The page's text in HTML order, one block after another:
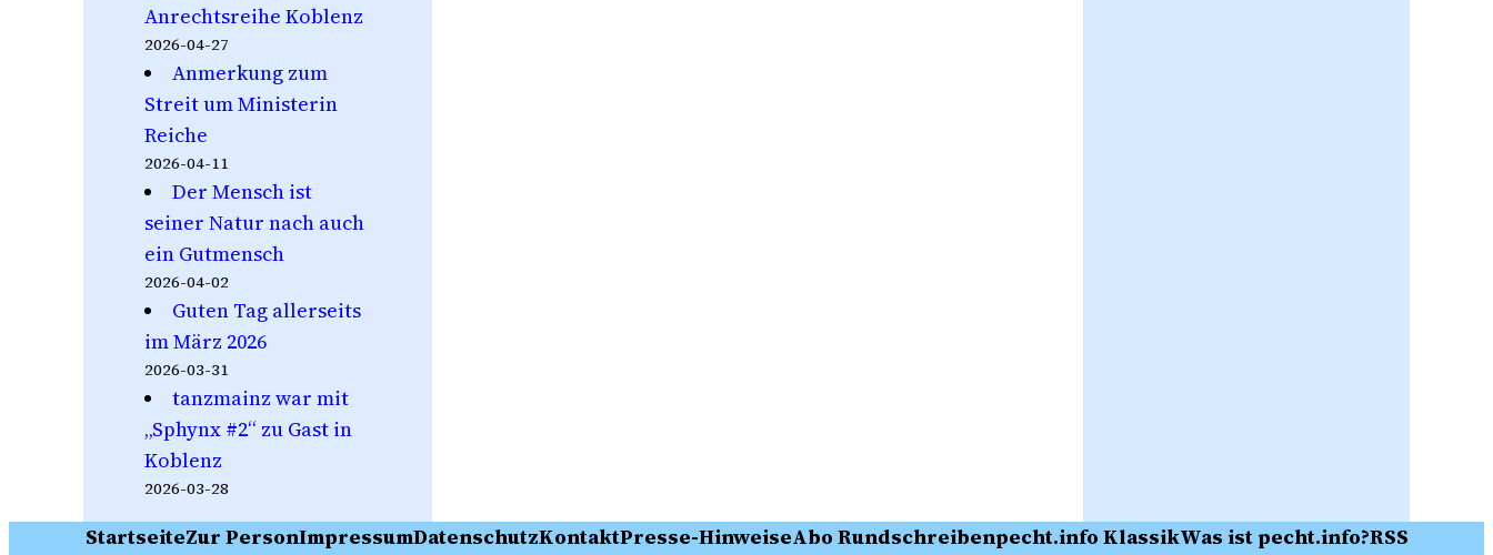
Anrechtsreihe Koblenz
2026-04-27
Anmerkung zum
Streit um Ministerin
Reiche
2026-04-11
Der Mensch ist
seiner Natur nach auch
ein Gutmensch
2026-04-02
Guten Tag allerseits
im März 2026
2026-03-31
tanzmainz war mit
„Sphynx #2“ zu Gast in
Koblenz
2026-03-28
StartseiteZur PersonImpressumDatenschutzKontaktPresse-HinweiseAbo Rundschreibenpecht.info KlassikWas ist pecht.info?RSS